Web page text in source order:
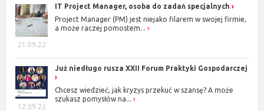
21.09.22
IT Project Manager, osoba do zadań specjalnych
Project Manager (PM) jest niejako filarem w swojej firmie,
a może raczej pomostem...
12.09.22
Już niedługo rusza XXII Forum Praktyki Gospodarczej
Chcesz wiedzieć, jak kryzys przekuć w szansę? A może
szukasz pomysłów na...